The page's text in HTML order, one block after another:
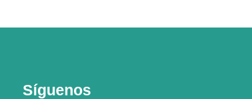
Síguenos